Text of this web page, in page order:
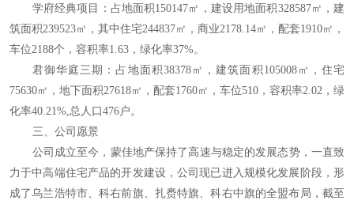
学府经典项目：占地面积150147㎡，建设用地面积328587㎡，建
筑面积239523㎡，其中住宅244837㎡，商业2178.14㎡，配套1910㎡，
车位2188个，容积率1.63，绿化率37%。
君御华庭三期：占地面积38378㎡，建筑面积105008㎡，住宅
75630㎡，地下面积27618㎡，配套1760㎡，车位510，容积率2.02，绿
化率40.21%,总人口476户。
三、公司愿景
公司成立至今，蒙佳地产保持了高速与稳定的发展态势，一直致
力于中高端住宅产品的开发建设，公司现已进入规模化发展阶段，形
成了乌兰浩特市、科右前旗、扎赉特旗、科右中旗的全盟布局，截至